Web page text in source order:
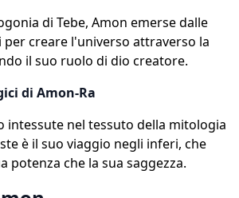
di Tebe, Amon emerse dalle
creare l'universo attraverso la
il suo ruolo di dio creatore.
di Amon-Ra
intessute nel tessuto della mitologia
è il suo viaggio negli inferi, che
potenza che la sua saggezza.